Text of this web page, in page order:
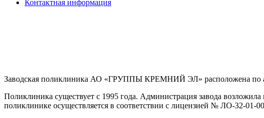
Контактная информация
Заводская поликлиника АО «ГРУППЫ КРЕМНИЙ ЭЛ» расположена по
Поликлиника существует с 1995 года. Администрация завода
поликлинике осуществляется в соответствии с лицензией № ЛО-32-01-